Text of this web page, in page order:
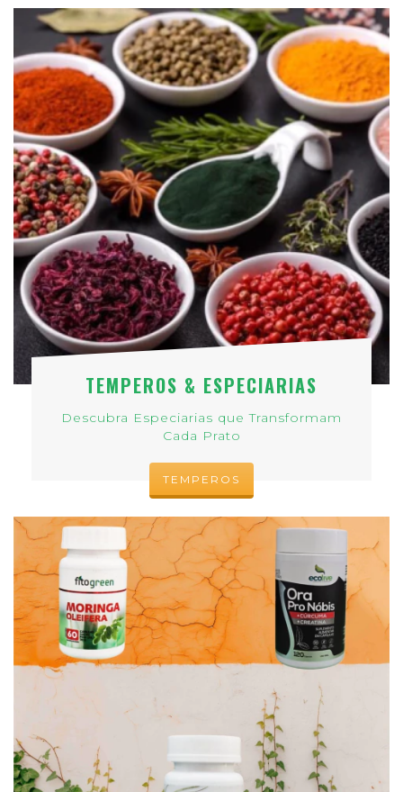
TEMPEROS & ESPECIARIAS
Descubra Especiarias que Transformam
Cada Prato
TEMPEROS